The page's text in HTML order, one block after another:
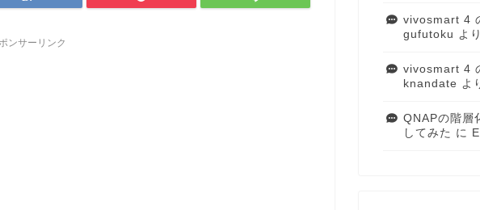
ンサーリンク
vivosmart 4
gufutoku より
vivosmart 4
knandate よ
QNAPの階層
してみた に